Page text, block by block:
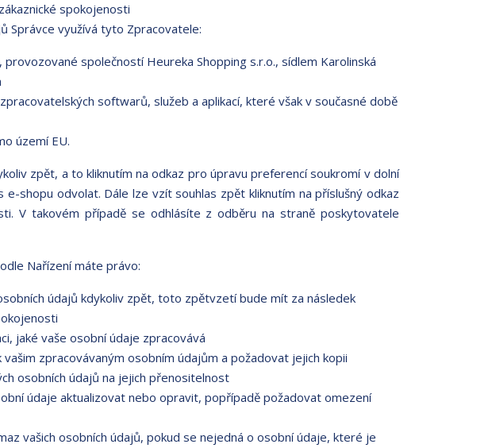
spokojenosti
Správce využívá tyto Zpracovatele:
společností Heureka Shopping s.r.o., sídlem Karolinská
softwarů, služeb a aplikací, které však v současné době
území EU.
zpět, a to kliknutím na odkaz pro úpravu preferencí soukromí v dolní
e-shopu odvolat. Dále lze vzít souhlas zpět kliknutím na příslušný odkaz
V takovém případě se odhlásíte z odběru na straně poskytovatele
Nařízení máte právo:
údajů kdykoliv zpět, toto zpětvzetí bude mít za následek
jaké vaše osobní údaje zpracovává
zpracovávaným osobním údajům a požadovat jejich kopii
osobních údajů na jejich přenositelnost
údaje aktualizovat nebo opravit, popřípadě požadovat omezení
vašich osobních údajů, pokud se nejedná o osobní údaje, které je